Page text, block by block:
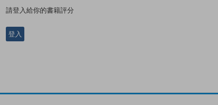
請登入給你的書籍評分
登入